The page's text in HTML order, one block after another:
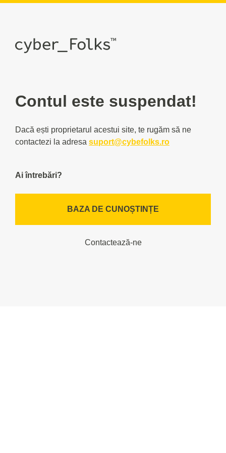
Contul este suspendat!
Dacă ești proprietarul acestui site, te rugăm să ne
contactezi la adresa suport@cybefolks.ro
Ai întrebări?
BAZA DE CUNOȘTINȚE
Contactează-ne